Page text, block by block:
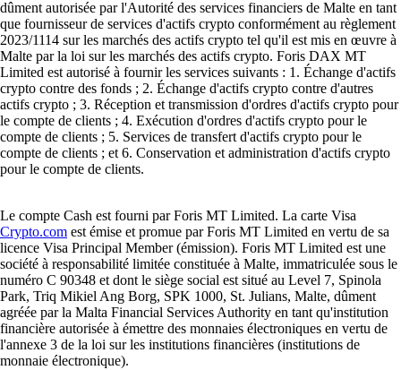
dûment autorisée par l'Autorité des services financiers de Malte en tant
que fournisseur de services d'actifs crypto conformément au règlement
2023/1114 sur les marchés des actifs crypto tel qu'il est mis en œuvre à
Malte par la loi sur les marchés des actifs crypto. Foris DAX MT
Limited est autorisé à fournir les services suivants : 1. Échange d'actifs
crypto contre des fonds ; 2. Échange d'actifs crypto contre d'autres
actifs crypto ; 3. Réception et transmission d'ordres d'actifs crypto pour
le compte de clients ; 4. Exécution d'ordres d'actifs crypto pour le
compte de clients ; 5. Services de transfert d'actifs crypto pour le
compte de clients ; et 6. Conservation et administration d'actifs crypto
pour le compte de clients.
Le compte Cash est fourni par Foris MT Limited. La carte Visa
Crypto.com est émise et promue par Foris MT Limited en vertu de sa
licence Visa Principal Member (émission). Foris MT Limited est une
société à responsabilité limitée constituée à Malte, immatriculée sous le
numéro C 90348 et dont le siège social est situé au Level 7, Spinola
Park, Triq Mikiel Ang Borg, SPK 1000, St. Julians, Malte, dûment
agréée par la Malta Financial Services Authority en tant qu'institution
financière autorisée à émettre des monnaies électroniques en vertu de
l'annexe 3 de la loi sur les institutions financières (institutions de
monnaie électronique).